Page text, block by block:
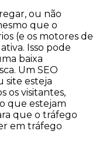
ou não
que o
(e os motores de
Isso pode
baixa
Um SEO
site esteja
os visitantes,
que estejam
que o tráfego
em tráfego